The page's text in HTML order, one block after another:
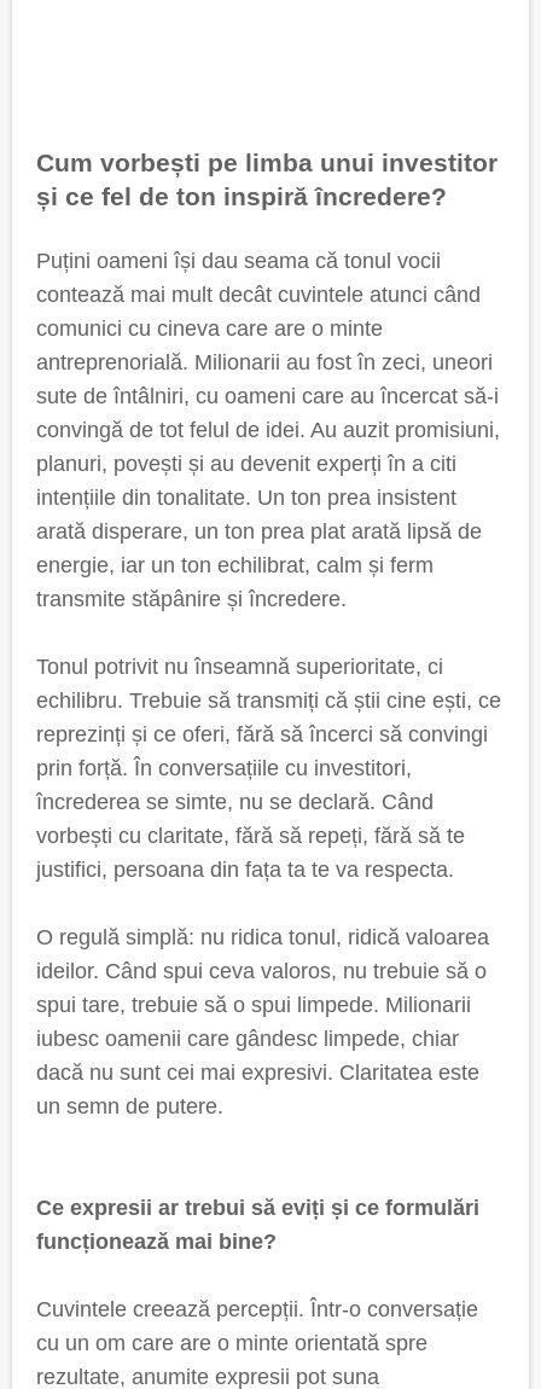
Cum vorbești pe limba unui investitor
și ce fel de ton inspiră încredere?
Puțini oameni își dau seama că tonul vocii
contează mai mult decât cuvintele atunci când
comunici cu cineva care are o minte
antreprenorială. Milionarii au fost în zeci, uneori
sute de întâlniri, cu oameni care au încercat să-i
convingă de tot felul de idei. Au auzit promisiuni,
planuri, povești și au devenit experți în a citi
intențiile din tonalitate. Un ton prea insistent
arată disperare, un ton prea plat arată lipsă de
energie, iar un ton echilibrat, calm și ferm
transmite stăpânire și încredere.
Tonul potrivit nu înseamnă superioritate, ci
echilibru. Trebuie să transmiți că știi cine ești, ce
reprezinți și ce oferi, fără să încerci să convingi
prin forță. În conversațiile cu investitori,
încrederea se simte, nu se declară. Când
vorbești cu claritate, fără să repeți, fără să te
justifici, persoana din fața ta te va respecta.
O regulă simplă: nu ridica tonul, ridică valoarea
ideilor. Când spui ceva valoros, nu trebuie să o
spui tare, trebuie să o spui limpede. Milionarii
iubesc oamenii care gândesc limpede, chiar
dacă nu sunt cei mai expresivi. Claritatea este
un semn de putere.
Ce expresii ar trebui să eviți și ce formulări
funcționează mai bine?
Cuvintele creează percepții. Într-o conversație
cu un om care are o minte orientată spre
rezultate, anumite expresii pot suna